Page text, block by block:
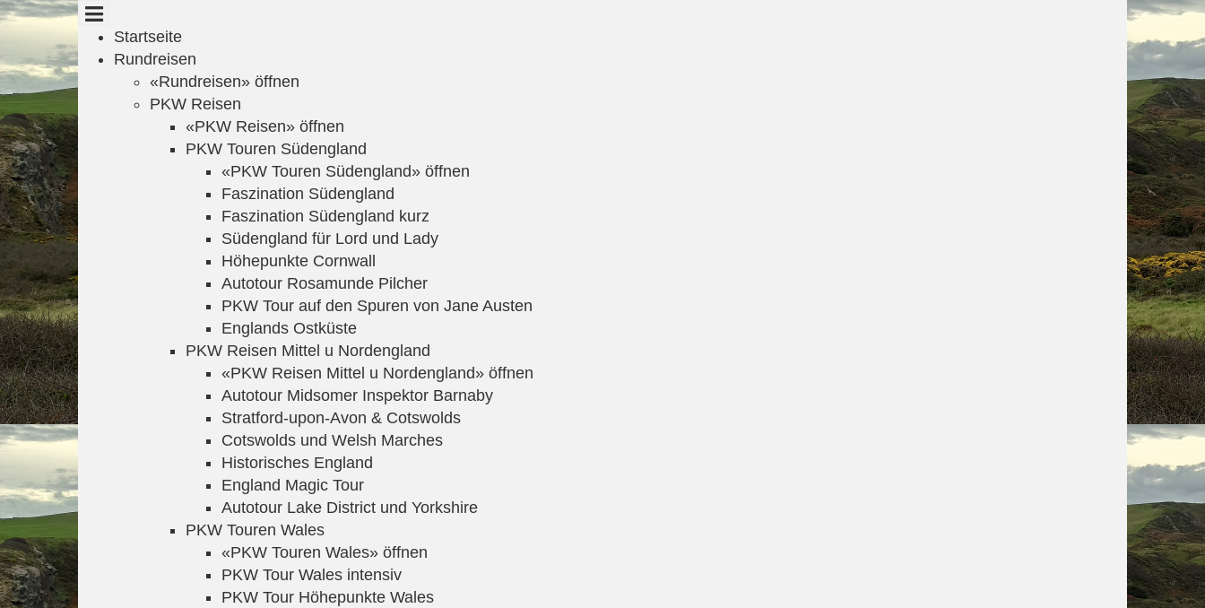
Startseite
Rundreisen
«Rundreisen» öffnen
PKW Reisen
«PKW Reisen» öffnen
PKW Touren Südengland
«PKW Touren Südengland» öffnen
Faszination Südengland
Faszination Südengland kurz
Südengland für Lord und Lady
Höhepunkte Cornwall
Autotour Rosamunde Pilcher
PKW Tour auf den Spuren von Jane Austen
Englands Ostküste
PKW Reisen Mittel u Nordengland
«PKW Reisen Mittel u Nordengland» öffnen
Autotour Midsomer Inspektor Barnaby
Stratford-upon-Avon & Cotswolds
Cotswolds und Welsh Marches
Historisches England
England Magic Tour
Autotour Lake District und Yorkshire
PKW Touren Wales
«PKW Touren Wales» öffnen
PKW Tour Wales intensiv
PKW Tour Höhepunkte Wales
Cookie-Einstellungen